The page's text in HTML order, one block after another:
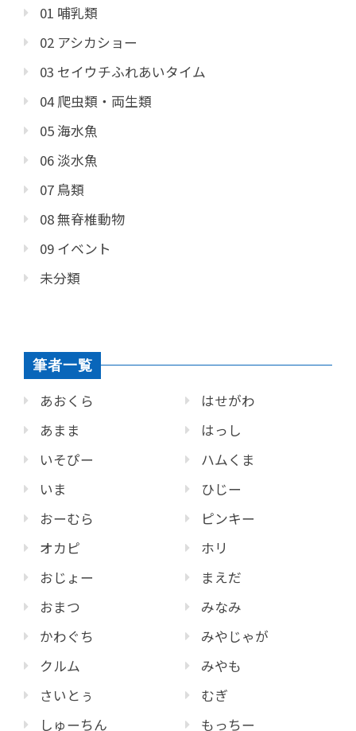
01 哺乳類
02 アシカショー
03 セイウチふれあいタイム
04 爬虫類・両生類
05 海水魚
06 淡水魚
07 鳥類
08 無脊椎動物
09 イベント
未分類
筆者一覧
あおくら
あまま
いそぴー
いま
おーむら
オカピ
おじょー
おまつ
かわぐち
クルム
さいとぅ
しゅーちん
はせがわ
はっし
ハムくま
ひじー
ピンキー
ホリ
まえだ
みなみ
みやじゃが
みやも
むぎ
もっちー